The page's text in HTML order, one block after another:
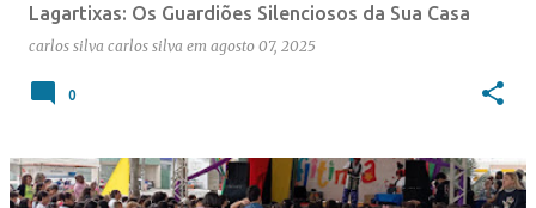
Lagartixas: Os Guardiões Silenciosos da Sua Casa
carlos silva carlos silva em agosto 07, 2025
0